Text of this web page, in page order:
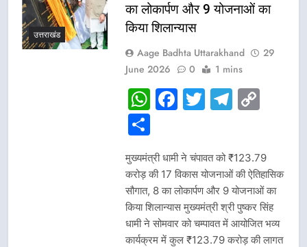
उत्तराखंड
का लोकार्पण और 9 योजनाओं का
किया शिलान्यास
Aage Badhta Uttarakhand
29
June 2026
0 1 mins
WhatsApp
Facebook
Twitter
Share
मुख्यमंत्री धामी ने चंपावत को ₹123.79
करोड़ की 17 विकास योजनाओं की ऐतिहासिक
सौगात, 8 का लोकार्पण और 9 योजनाओं का
किया शिलान्यास मुख्यमंत्री श्री पुष्कर सिंह
धामी ने सोमवार को चम्पावत में आयोजित भव्य
कार्यक्रम में कुल ₹123.79 करोड़ की लागत